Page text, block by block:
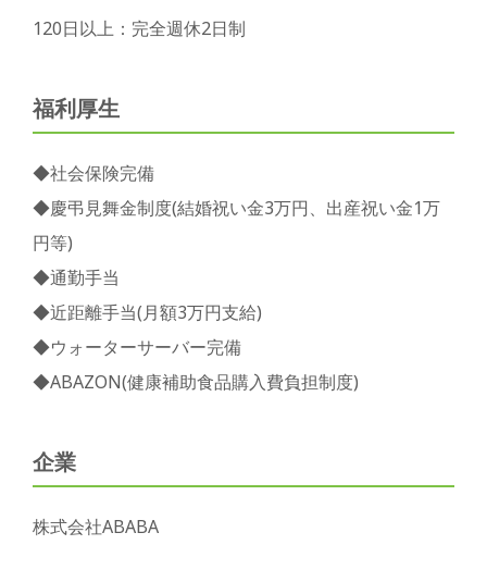
120日以上：完全週休2日制
福利厚生
◆社会保険完備
◆慶弔見舞金制度(結婚祝い金3万円、出産祝い金1万
円等)
◆通勤手当
◆近距離手当(月額3万円支給)
◆ウォーターサーバー完備
◆ABAZON(健康補助食品購入費負担制度)
企業
株式会社ABABA